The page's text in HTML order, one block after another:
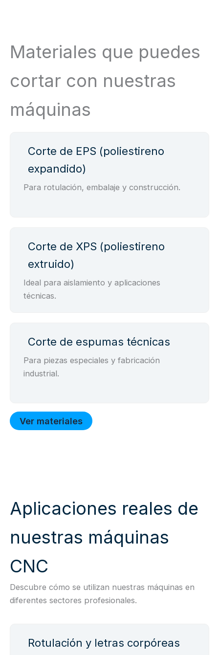
Materiales que puedes
cortar con nuestras
máquinas
Corte de EPS (poliestireno
expandido)
Para rotulación, embalaje y construcción.
Corte de XPS (poliestireno
extruido)
Ideal para aislamiento y aplicaciones
técnicas.
Corte de espumas técnicas
Para piezas especiales y fabricación
industrial.
Ver materiales
Aplicaciones reales de
nuestras máquinas
CNC
Descubre cómo se utilizan nuestras máquinas en
diferentes sectores profesionales.
Rotulación y letras corpóreas